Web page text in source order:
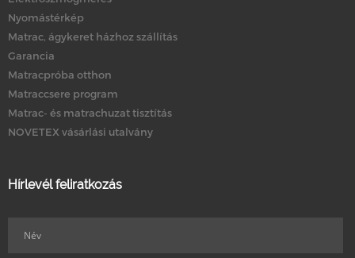
Nyomástérkép
Matrac, ágykeret házhoz szállítás
Garancia
Matracpróba otthon
Matraccsere program
Matrac- és matrachuzat tisztítás
NOVETEX vásárlási utalvány
Hírlevél feliratkozás